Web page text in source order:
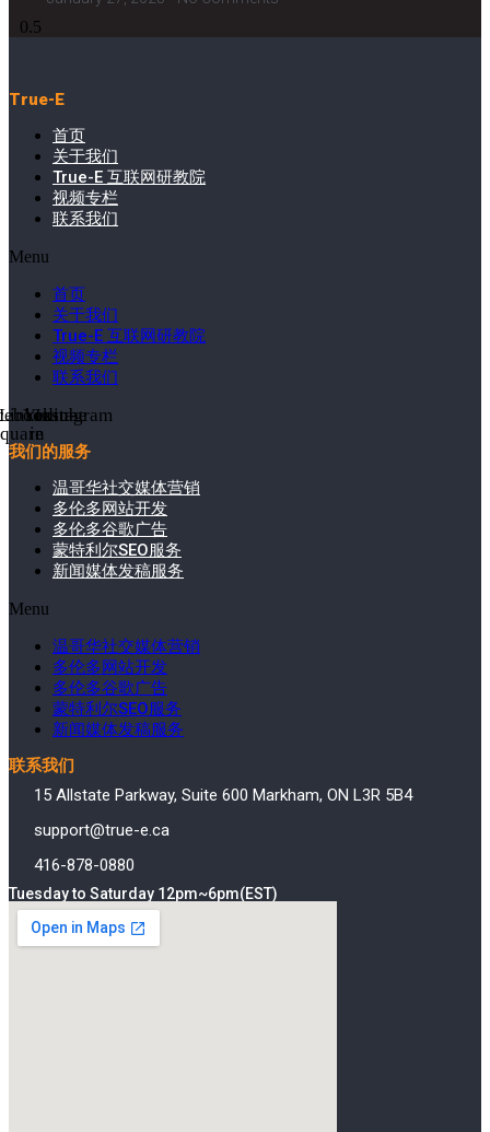
True-E
首页
关于我们
True-E 互联网研教院
视频专栏
联系我们
Menu
首页
关于我们
True-E 互联网研教院
视频专栏
联系我们
in
Youtube
Instagram
我们的服务
温哥华社交媒体营销
多伦多网站开发
多伦多谷歌广告
蒙特利尔SEO服务
新闻媒体发稿服务
Menu
温哥华社交媒体营销
多伦多网站开发
多伦多谷歌广告
蒙特利尔SEO服务
新闻媒体发稿服务
联系我们
15 Allstate Parkway, Suite 600 Markham, ON L3R 5B4
support@true-e.ca
416-878-0880
Tuesday to Saturday 12pm~6pm(EST)